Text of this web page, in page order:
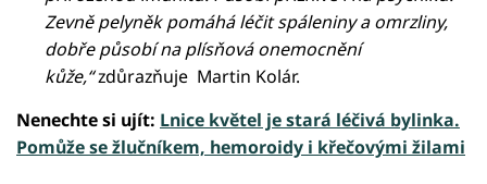
Zevně pelyněk pomáhá léčit spáleniny a omrzliny,
dobře působí na plísňová onemocnění
kůže,“zdůrazňuje Martin Kolár.
Nenechte si ujít: Lnice květel je stará léčivá bylinka.
Pomůže se žlučníkem, hemoroidy i křečovými žilami